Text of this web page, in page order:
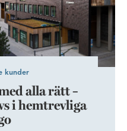
kunder
alla rätt –
i hemtrevliga